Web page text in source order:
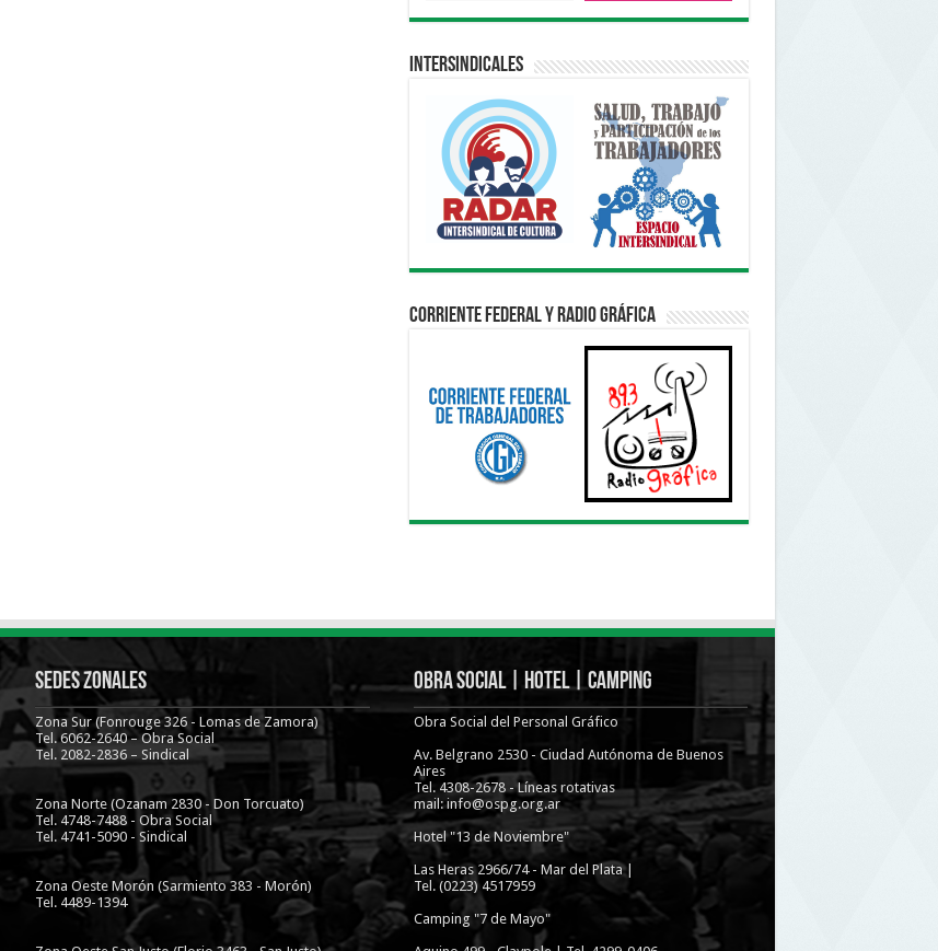
Intersindicales
Corriente Federal y Radio Gráfica
Sedes Zonales
Zona Sur (Fonrouge 326 - Lomas de Zamora)
Tel. 6062-2640 – Obra Social
Tel. 2082-2836 – Sindical
Zona Norte (Ozanam 2830 - Don Torcuato)
Tel. 4748-7488 - Obra Social
Tel. 4741-5090 - Sindical
Zona Oeste Morón (Sarmiento 383 - Morón)
Tel. 4489-1394
Obra Social | Hotel | Camping
Obra Social del Personal Gráfico
Av. Belgrano 2530 - Ciudad Autónoma de Buenos
Aires
Tel. 4308-2678 - Líneas rotativas
mail: info@ospg.org.ar
Hotel "13 de Noviembre"
Las Heras 2966/74 - Mar del Plata |
Tel. (0223) 4517959
Camping "7 de Mayo"